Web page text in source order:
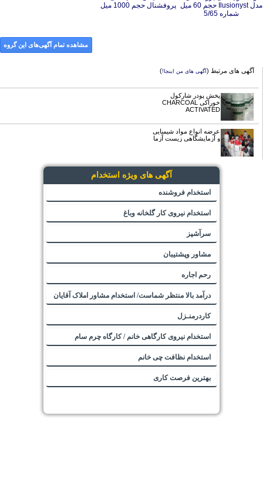
رنگ مو یانسی پروفشنال
مدل Ilusionyst حجم 60 میل
آگهی های مرتبط ( آگهی های من اینجا!
ACTIVATED
آگهی های ویژه استخدام
استخدام فروشنده
استخدام نیروی کار گلخانه وباغ
سرآشپز
مشاور وپشتیبان
رحم اجاره
درآمد بالا منتظر شماست/ استخدام مشاور املاک آقایان
کاردرمنـزل
استخدام نیروی کارگاهی خانم / کارگاه چرم سام
استخدام نظافت چی خانم